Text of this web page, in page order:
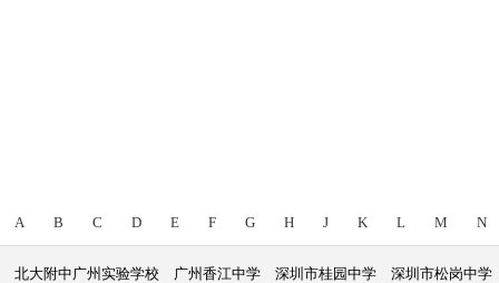
A B C D E F G H J K L M N
北大附中广州实验学校 广州香江中学 深圳市桂园中学
深圳市松岗中学